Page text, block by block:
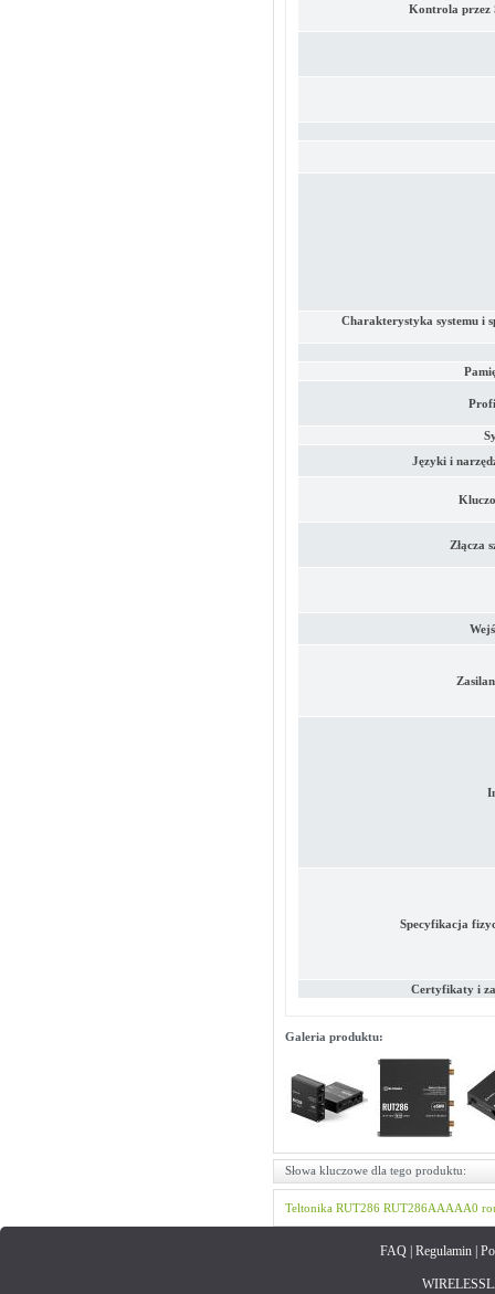
Kontrola przez
Charakterystyka systemu i
Języki i
Złącza
Specyfikacja
Certyfikaty i
Galeria produktu:
Słowa kluczowe dla tego produktu:
Teltonika RUT286 RUT286AAAAA0
FAQ| Regulamin|